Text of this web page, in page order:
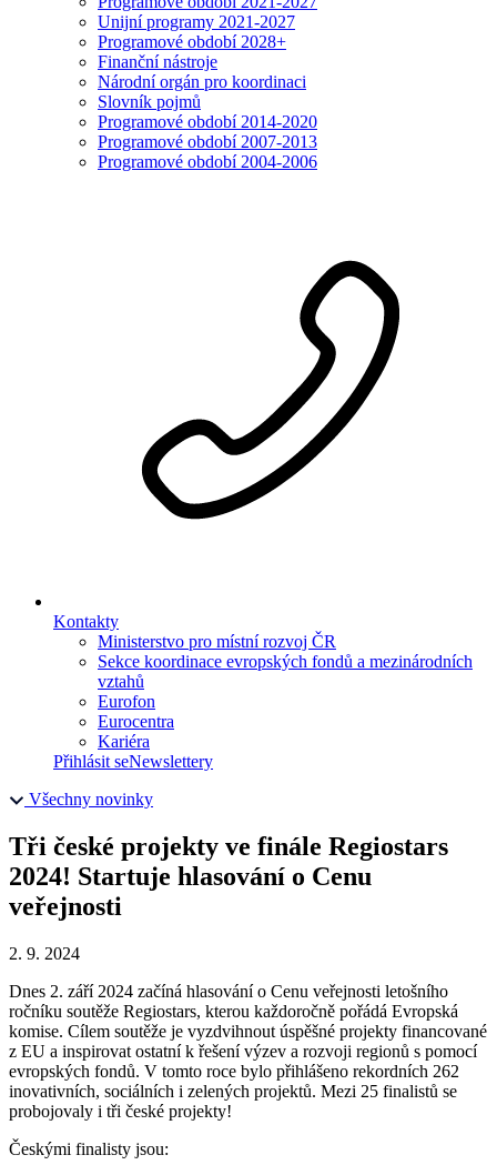
Unijní programy 2021-2027
Programové období 2028+
Finanční nástroje
Národní orgán pro koordinaci
Slovník pojmů
Programové období 2014-2020
Programové období 2007-2013
Programové období 2004-2006
Kontakty
Ministerstvo pro místní rozvoj ČR
Sekce koordinace evropských fondů a mezinárodních
vztahů
Eurofon
Eurocentra
Kariéra
Přihlásit seNewslettery
Všechny novinky
Tři české projekty ve finále Regiostars
2024! Startuje hlasování o Cenu
veřejnosti
2. 9. 2024
Dnes 2. září 2024 začíná hlasování o Cenu veřejnosti letošního
ročníku soutěže Regiostars, kterou každoročně pořádá Evropská
komise. Cílem soutěže je vyzdvihnout úspěšné projekty financované
z EU a inspirovat ostatní k řešení výzev a rozvoji regionů s pomocí
evropských fondů. V tomto roce bylo přihlášeno rekordních 262
inovativních, sociálních i zelených projektů. Mezi 25 finalistů se
probojovaly i tři české projekty!
Českými finalisty jsou: